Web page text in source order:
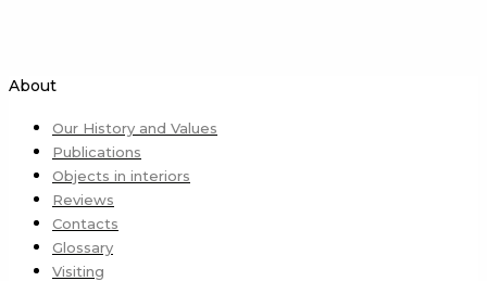
About
Our History and Values
Publications
Objects in interiors
Reviews
Contacts
Glossary
Visiting